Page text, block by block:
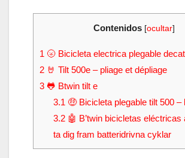
Contenidos [ocultar]
1 🌝 Bicicleta electrica plegable
2 🤘 Tilt 500e – pliage et dépliage
3 🐸 Btwin tilt e
3.1 🤑 Bicicleta plegable tilt 500 –
3.2🤖 B’twin bicicletas eléctricas
ta dig fram batteridrivna cyklar